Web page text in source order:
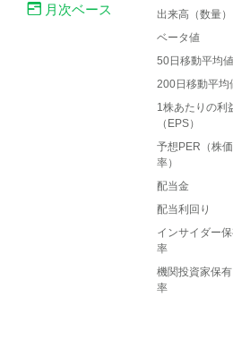
月次ベース
出来高（数量）
ベータ値
50日移動平均値
200日移動平均
1株あたりの利
（EPS）
予想PER（株
率）
配当金
配当利回り
インサイダー
率
機関投資家保有
率